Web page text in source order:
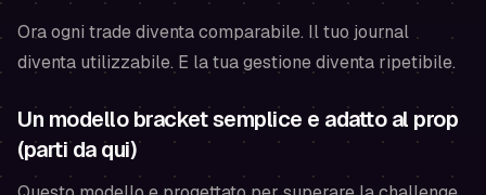
Ora ogni trade diventa comparabile. Il tuo journal
diventa utilizzabile. E la tua gestione diventa ripetibile.
Un modello bracket semplice e adatto al prop
(parti da qui)